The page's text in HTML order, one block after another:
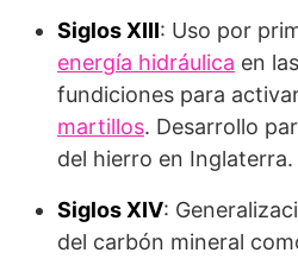
Siglos XIII: Uso por
energía hidráulica en
fundiciones para
martillos. Desarrollo
del hierro en Inglaterra.
Siglos XIV:
del carbón mineral